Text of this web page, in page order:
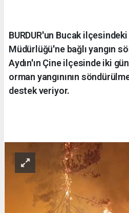
BURDUR'un Bucak
Müdürlüğü'ne bağlı yangın
Aydın'ın Çine ilçesinde iki
orman yangınının
destek veriyor.